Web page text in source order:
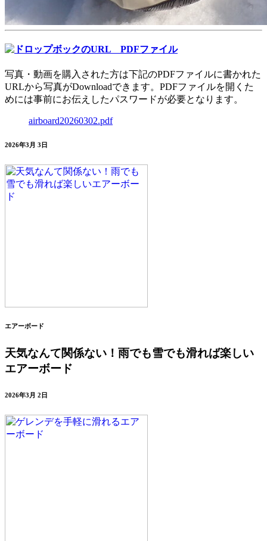
写真・動画を購入された方は下記のPDFファイルに書かれた
URLから写真がDownloadできます。PDFファイルを開くた
めには事前にお伝えしたパスワードが必要となります。
airboard20260302.pdf
2026年3月 3日
エアーボード
天気なんて関係ない！雨でも雪でも滑れば楽しい
エアーボード
2026年3月 2日